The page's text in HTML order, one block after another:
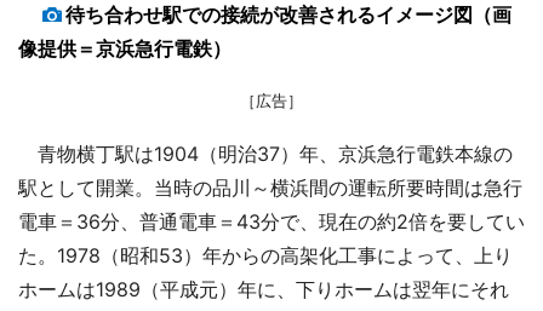
待ち合わせ駅での接続が改善されるイメージ図（画
像提供＝京浜急行電鉄）
［広告］
青物横丁駅は1904（明治37）年、京浜急行電鉄本線の
駅として開業。当時の品川～横浜間の運転所要時間は急行
電車＝36分、普通電車＝43分で、現在の約2倍を要してい
た。1978（昭和53）年からの高架化工事によって、上り
ホームは1989（平成元）年に、下りホームは翌年にそれ